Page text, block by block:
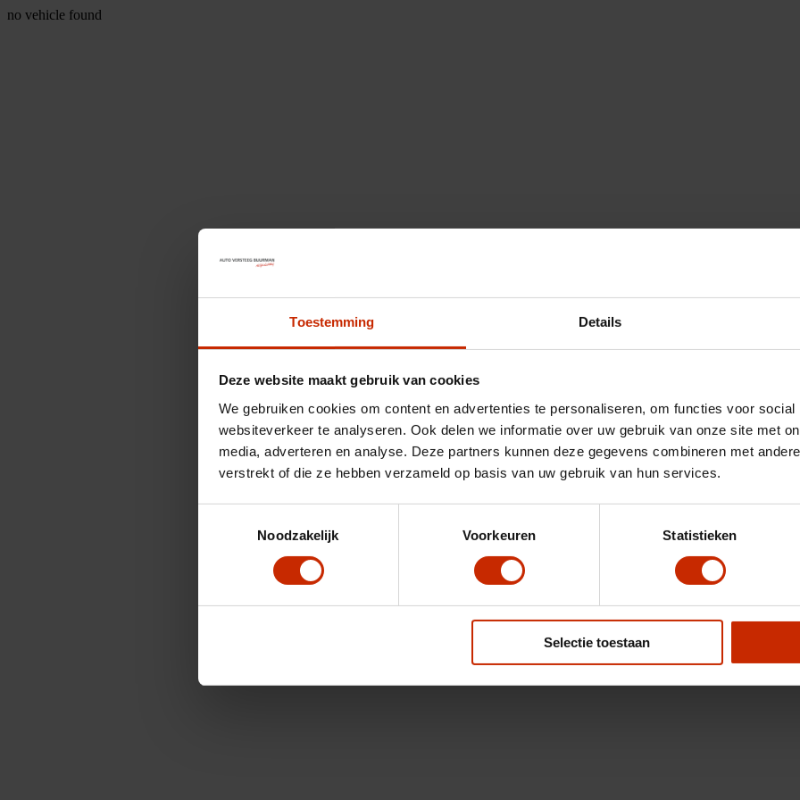
Toestemming Details
Deze website maakt gebruik van cookies
We gebruiken cookies om content en advertenties te personaliseren, om functies voor
websiteverkeer te analyseren. Ook delen we informatie over uw gebruik van onze site met
media, adverteren en analyse. Deze partners kunnen deze gegevens combineren met
verstrekt of die ze hebben verzameld op basis van uw gebruik van hun services.
Noodzakelijk
Voorkeuren Statistieken
Selectie toestaan
no vehicle found